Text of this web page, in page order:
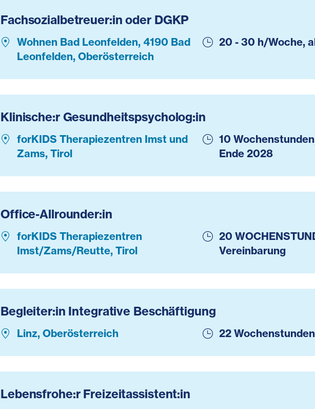
Fachsozialbetreuer:in oder DGKP
Wohnen Bad Leonfelden, 4190 Bad
Leonfelden, Oberösterreich
20 - 30 h/Woche,
Klinische:r Gesundheitspsycholog:in
forKIDS Therapiezentren Imst und
Zams, Tirol
10
Ende 2028
Office-Allrounder:in
forKIDS Therapiezentren
Imst/Zams/Reutte, Tirol
20
Vereinbarung
Begleiter:in Integrative Beschäftigung
Linz, Oberösterreich 22 Wochenstunden
Lebensfrohe:r Freizeitassistent:in